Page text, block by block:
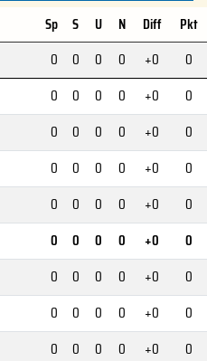
Sp S U N Diff
Pkt
0 0 0 0 +0
0
0 0 0 0 +0
0
0 0 0 0 +0
0
0 0 0 0 +0
0
0 0 0 0 +0
0
0 0 0 0 +0
0
0 0 0 0 +0
0
0 0 0 0 +0
0
0 0 0 0 +0
0